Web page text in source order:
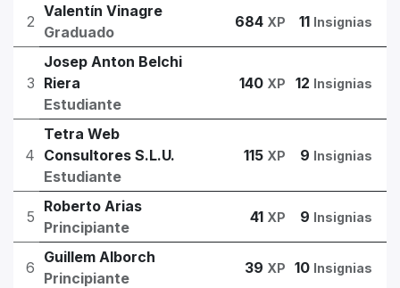
2
Valentín Vinagre
Graduado
684 XP 11 Insignias
3
Josep Anton Belchi
Riera
Estudiante
140 XP 12 Insignias
4
Tetra Web
Consultores S.L.U.
Estudiante
115 XP 9 Insignias
5
Roberto Arias
Principiante
41 XP 9 Insignias
6
Guillem Alborch
Principiante
39 XP 10 Insignias